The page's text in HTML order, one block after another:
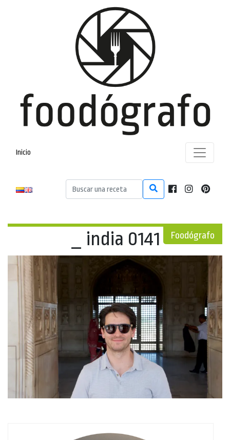
Inicio
Foodógrafo
_ india 0141